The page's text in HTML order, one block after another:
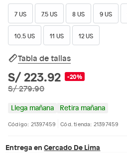
7 US 7.5 US 8 US 9 US
10.5 US 11 US 12 US
Tabla de tallas
S/ 223.92 -20%
S/ 279.90
Llega mañana Retira mañana
Código: 21397459 Cód. tienda: 21397459
Entrega en Cercado De Lima